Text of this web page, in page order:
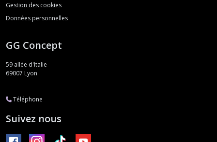
Gestion des cookies
Données personnelles
GG Concept
59 allée d'Italie
69007 Lyon
Téléphone
Suivez nous